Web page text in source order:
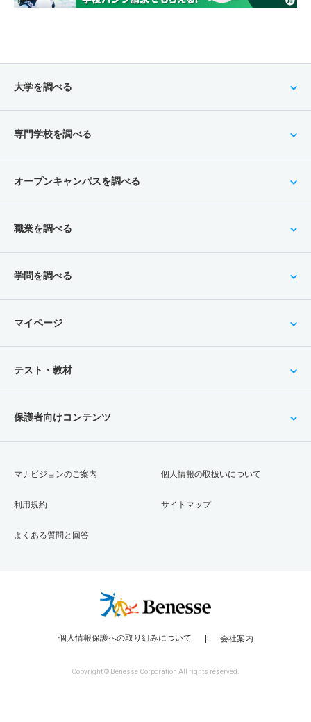
大学を調べる
専門学校を調べる
オープンキャンパスを調べる
職業を調べる
学問を調べる
マイページ
テスト・教材
保護者向けコンテンツ
マナビジョンのご案内
利用規約
よくある質問と回答
個人情報の取扱いについて
サイトマップ
個人情報保護への取り組みについて 会社案内
Copyright © Benesse Corporation All rights reserved.